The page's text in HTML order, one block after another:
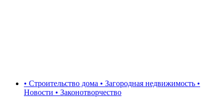
• Строительство дома • Загородная недвижимость •
Новости • Законотворчество